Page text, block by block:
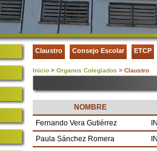
Claustro Consejo Escolar ETCP
Inicio > Organos Colegiados > Claustro
NOMBRE
Fernando Vera Gutiérrez
Paula Sánchez Romera